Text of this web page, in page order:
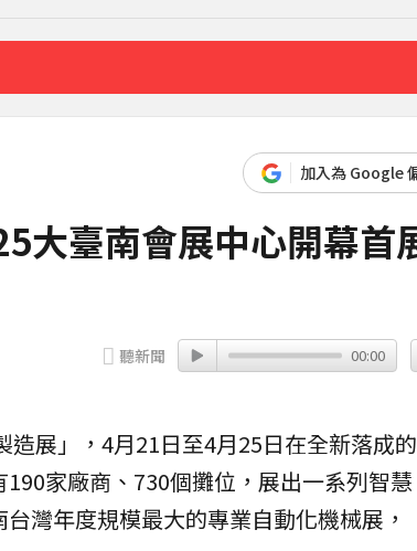
位 2027
加入為 Google
大臺南會展中心開幕首
聽新聞 00:00
造展」，4月21日至4月25日在全新落成的
190家廠商、730個攤位，展出一系列智慧
灣年度規模最大的專業自動化機械展，